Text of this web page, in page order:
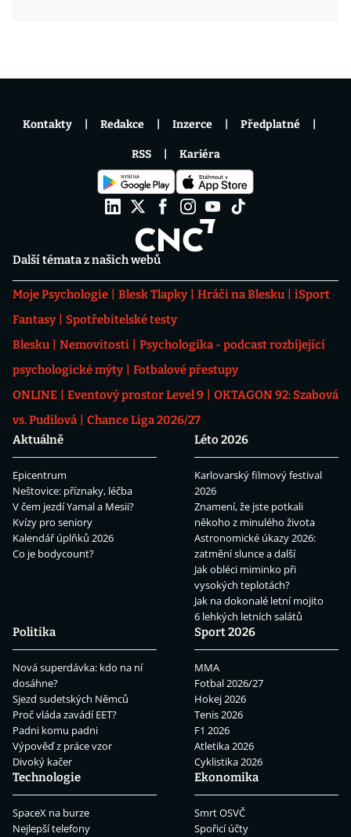
Další témata z našich webů
Moje Psychologie Blesk Tlapky Hráči na Blesku
iSport
Fantasy
Spotřebitelské testy
Blesku
Nemovitosti
Psychologika - podcast rozbíjející
psychologické mýty
Fotbalové přestupy
ONLINE
Eventový prostor Level 9
OKTAGON 92: Szabová
vs. Pudilová
Chance Liga 2026/27
Aktuálně
Epicentrum
Neštovice: příznaky, léčba
V čem jezdí Yamal a Mesii?
Kvízy pro seniory
Kalendář úplňků 2026
Co je bodycount?
Léto 2026
Karlovarský filmový festival
2026
Znamení, že jste potkali
někoho z minulého života
Astronomické úkazy 2026:
zatmění slunce a další
Jak obléci miminko při
vysokých teplotách?
Jak na dokonalé letní mojito
6 lehkých letních salátů
Politika
Nová superdávka: kdo na ní
dosáhne?
Sjezd sudetských Němců
Proč vláda zavádí EET?
Padni komu padni
Výpověď z práce vzor
Divoký kačer
Sport 2026
MMA
Fotbal 2026/27
Hokej 2026
Tenis 2026
F1 2026
Atletika 2026
Cyklistika 2026
Technologie
SpaceX na burze
Nejlepší telefony
Ekonomika
Smrt OSVČ
Spořicí účty
Kontakty Redakce Inzerce Předplatné
RSS Kariéra